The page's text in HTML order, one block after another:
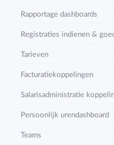
Rapportage dashboards
Registraties indienen &
Tarieven
Facturatiekoppelingen
Salarisadministratie
Persoonlijk urendashboard
Teams